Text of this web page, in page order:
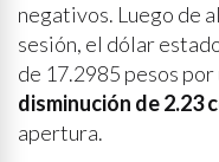
negativos. Luego de
sesión, el dólar
de 17.2985 pesos
disminución de 2.23
apertura.